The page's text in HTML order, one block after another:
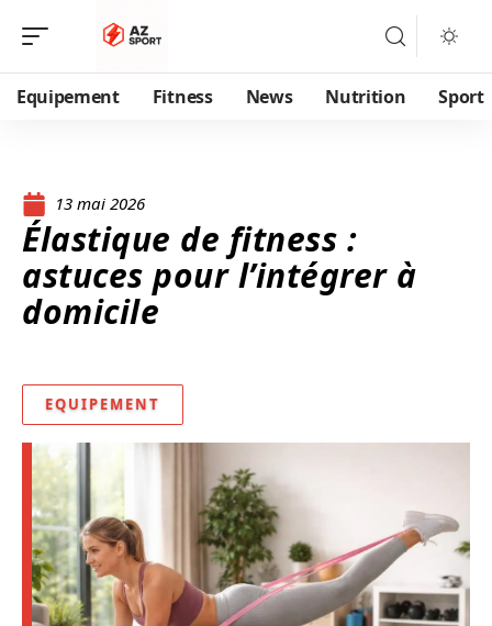
Equipement Fitness News Nutrition Sport
13 mai 2026
Élastique de fitness :
astuces pour l’intégrer à
domicile
EQUIPEMENT